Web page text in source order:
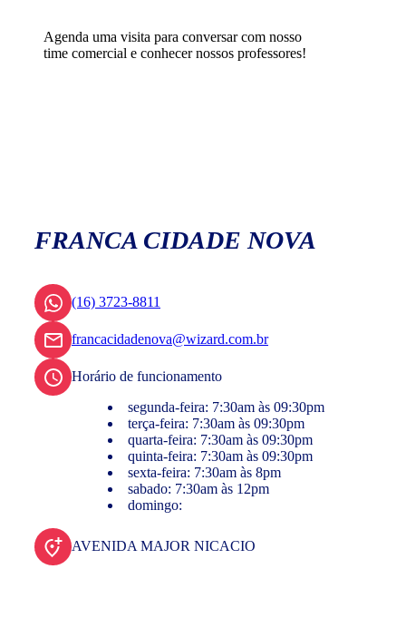
Agenda uma visita para conversar com nosso
time comercial e conhecer nossos professores!
FRANCA CIDADE NOVA
(16) 3723-8811
francacidadenova@wizard.com.br
Horário de funcionamento
segunda-feira: 7:30am às 09:30pm
terça-feira: 7:30am às 09:30pm
quarta-feira: 7:30am às 09:30pm
quinta-feira: 7:30am às 09:30pm
sexta-feira: 7:30am às 8pm
sabado: 7:30am às 12pm
domingo:
AVENIDA MAJOR NICACIO